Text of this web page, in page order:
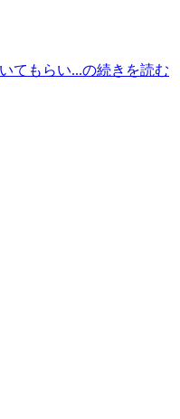
てもらい...の続きを読む